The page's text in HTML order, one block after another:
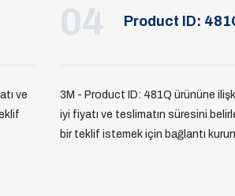
ve
04 Product ID:
3M - Product ID: 481Q ürününe
iyi fiyatı ve teslimatın süresini
bir teklif istemek için bağlantı kurun.